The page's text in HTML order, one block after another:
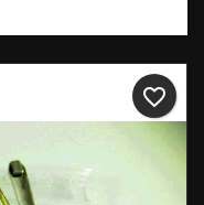
favorite_border